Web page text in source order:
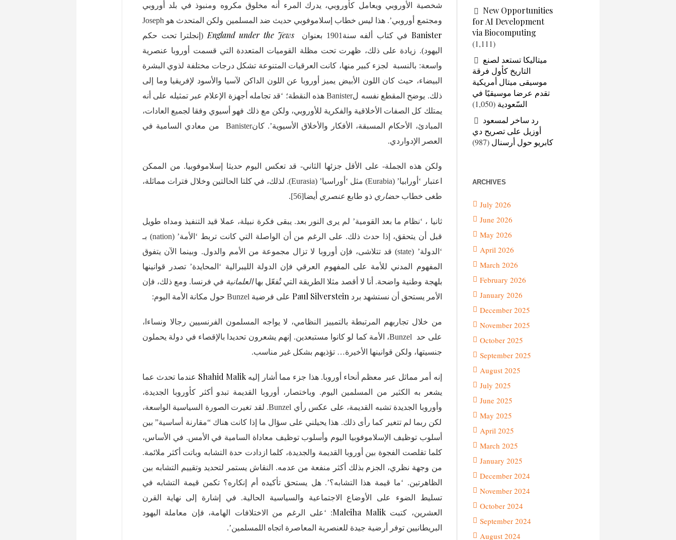
شخصية الأوروبي ويعامل كأوروبي، يدرك المرء أنه مخلوق مكروه ومنبوذ في بلد أوروبي
ومجتمع أوروبي’. هذا ليس خطاب إسلاموفوبي حديث ضد المسلمين ولكن المتحدث هو Joseph
Banister في كتاب ألفه سنة1901 بعنوان England under the Jews (إنجلترا تحت حكم
اليهود). زيادة على ذلك، ظهرت تحت مظلة القوميات المتعددة التي قسمت أوروبا عنصرية
واسعة: بالنسبة لجزء كبير منها، كانت العرقيات المتنوعة تشكل درجات مختلفة لذوي البشرة
البيضاء، حيث كان اللون الأبيض يميز أوروبا عن اللون الداكن لآسيا والأسود لإفريقيا وما إلى
ذلك. يوضح المقطع نفسه لBanister هذه النقطة؛ ‘قد تجامله أجهزة الإعلام عبر تمثيله على أنه
يمتلك كل الصفات الأخلاقية والفكرية للأوروبي، ولكن مع ذلك فهو أسيوي وفقا لجميع العادات،
المبادئ، الأحكام المسبقة، الأفكار والأخلاق الأسيوية’. كانBanister من معادي السامية في
العصر الإدواردي.
ولكن هذه الجملة- على الأقل جزئها الثاني- قد تعكس اليوم حديثا إسلاموفوبيا. من الممكن
اعتبار ‘أورابيا’ (Eurabia) مثل ‘أوراسيا’ (Eurasia). لذلك، في كلتا الحالتين وخلال فترات مماثلة،
طغى خطابحضاري ذو طابع عنصري أيضا[56] .
ثانيا ، ‘نظام ما بعد القومية’ لم يرى النور بعد. يبقى فكرة نبيلة، عملا قيد التنفيذ ومداه طويل
قبل أن يتحقق، إذا حدث ذلك. على الرغم من أن الواصلة التي كانت تربط ‘الأمة’ (nation) بـ
‘الدولة’ (state) قد تتلاشى، فإن أوروبا لا تزال مجموعة من الأمم والدول. وبينما الآن يتفوق
المفهوم المدني للأمة على المفهوم العرقي فإن الدولة الليبرالية ‘المحايدة’ تصدر قوانينها
بلهجة وطنية واضحة. أنا لا أقصد مثلا الطريقة التي تُفعّل بهاالعلمانية في فرنسا. ومع ذلك، فإن
الأمر يستحق أن نستشهد برد
Paul Silverstein على فرضية Bunzel حول مكانة الأمة اليوم:
من خلال تجاربهم المرتبطة بالتمييز النظامي، لا يواجه المسلمون الفرنسيين رجالا ونساءا،
على حد Bunzel، الأمة كما لو كانوا مستبعدين.
إنهم يشعرون تحديدا بالإقصاء في دولة يحملون
جنسيتها، ولكن قوانينها الأخيرة… تؤذيهم بشكل غير مناسب.
إنه أمر مماثل عبر معظم أنحاء أوروبا. هذا جزء مما أشار إليه Shahid Malik عندما تحدث عما
يشعر به الكثير من المسلمين اليوم. وباختصار، أوروبا القديمة تبدو أكثر كأوروبا الجديدة،
وأوروبا الجديدة تشبه القديمة، على عكس رأي Bunzel. لقد تغيرت الصورة السياسية الواسعة،
لكن ربما لم تتغير كما رأى ذلك. هذا يحيلني على سؤال ما إذا كانت هناك “مقارنة أساسية” بين
أسلوب توظيف الإسلاموفوبيا اليوم وأسلوب توظيف معاداة السامية في الأمس. في الأساس،
كلما تقلصت الفجوة بين أوروبا القديمة والجديدة، كلما ازدادت حدة التشابه وباتت أكثر ملائمة.
من وجهة نظري، الجزم بذلك أكثر منفعة من عدمه. النقاش يستمر لتحديد وتقييم التشابه بين
الظاهرتين. ‘ما قيمة هذا التشابه؟’. هل يستحق تأكيده أم إنكاره؟ تكمن قيمة التشابه في
تسليط الضوء على الأوضاع الاجتماعية والسياسية الحالية. في إشارة إلى نهاية القرن
العشرين، كتبتMaleiha Malik: ‘على الرغم من الاختلافات الهامة، فإن معاملة اليهود
البريطانيين توفر أرضية جيدة للعنصرية المعاصرة اتجاه اللمسلمين’.
New Opportunities
for AI Development
via Biocomputing
(1,111)
ميتاليكا تستعد لصنع
التاريخ كأول فرقة
موسيقى ميتال أمريكية
تقدم عرضا موسيقيًا في
السّعودية (1,050)
رد ساخر لمسعود
أوزيل على تصريح دي
كابريو حول أرسنال (987)
ARCHIVES
July 2026
June 2026
May 2026
April 2026
March 2026
February 2026
January 2026
December 2025
November 2025
October 2025
September 2025
August 2025
July 2025
June 2025
May 2025
April 2025
March 2025
January 2025
December 2024
November 2024
October 2024
September 2024
August 2024